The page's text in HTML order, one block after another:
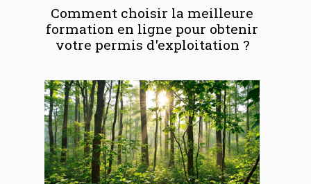
Comment choisir la meilleure
formation en ligne pour obtenir
votre permis d'exploitation ?